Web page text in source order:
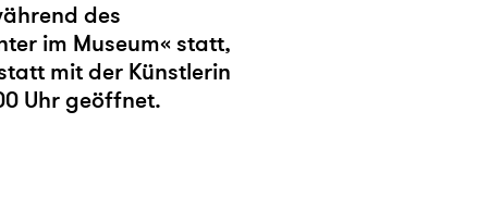
des
im Museum« statt,
mit der Künstlerin
Uhr geöffnet.